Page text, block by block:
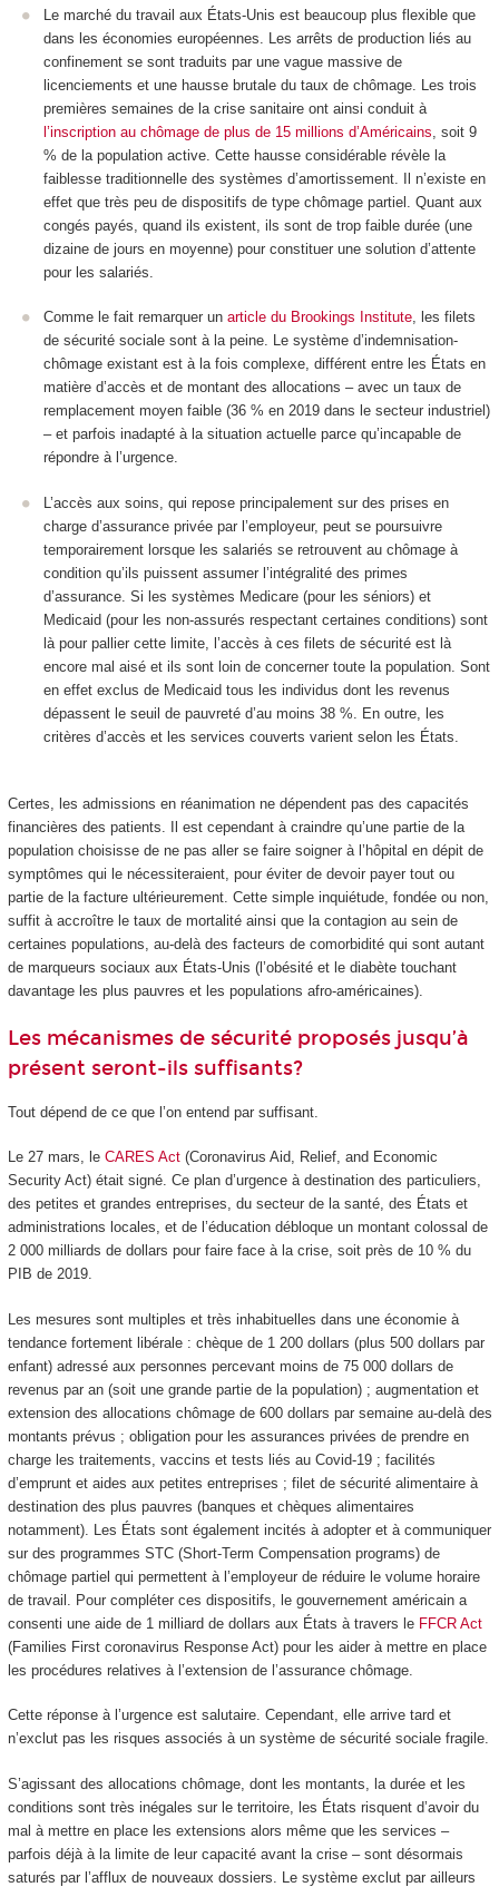
Le marché du travail aux États-Unis est beaucoup plus flexible que
dans les économies européennes. Les arrêts de production liés au
confinement se sont traduits par une vague massive de
licenciements et une hausse brutale du taux de chômage. Les trois
premières semaines de la crise sanitaire ont ainsi conduit à
l’inscription au chômage de plus de 15 millions d’Américains , soit 9
% de la population active. Cette hausse considérable révèle la
faiblesse traditionnelle des systèmes d’amortissement. Il n’existe en
effet que très peu de dispositifs de type chômage partiel. Quant aux
congés payés, quand ils existent, ils sont de trop faible durée (une
dizaine de jours en moyenne) pour constituer une solution d’attente
pour les salariés.
Comme le fait remarquer un article du Brookings Institute, les filets
de sécurité sociale sont à la peine. Le système d’indemnisation-
chômage existant est à la fois complexe, différent entre les États en
matière d’accès et de montant des allocations – avec un taux de
remplacement moyen faible (36 % en 2019 dans le secteur industriel)
– et parfois inadapté à la situation actuelle parce qu’incapable de
répondre à l’urgence.
L’accès aux soins, qui repose principalement sur des prises en
charge d’assurance privée par l’employeur, peut se poursuivre
temporairement lorsque les salariés se retrouvent au chômage à
condition qu’ils puissent assumer l’intégralité des primes
d’assurance. Si les systèmes Medicare (pour les séniors) et
Medicaid (pour les non-assurés respectant certaines conditions) sont
là pour pallier cette limite, l’accès à ces filets de sécurité est là
encore mal aisé et ils sont loin de concerner toute la population. Sont
en effet exclus de Medicaid tous les individus dont les revenus
dépassent le seuil de pauvreté d’au moins 38 %. En outre, les
critères d’accès et les services couverts varient selon les États.
Certes, les admissions en réanimation ne dépendent pas des capacités
financières des patients. Il est cependant à craindre qu’une partie de la
population choisisse de ne pas aller se faire soigner à l’hôpital en dépit de
symptômes qui le nécessiteraient, pour éviter de devoir payer tout ou
partie de la facture ultérieurement. Cette simple inquiétude, fondée ou non,
suffit à accroître le taux de mortalité ainsi que la contagion au sein de
certaines populations, au-delà des facteurs de comorbidité qui sont autant
de marqueurs sociaux aux États-Unis (l’obésité et le diabète touchant
davantage les plus pauvres et les populations afro-américaines).
Les mécanismes de sécurité proposés jusqu’à
présent seront-ils suffisants?
Tout dépend de ce que l’on entend par suffisant.
Le 27 mars, le CARES Act(Coronavirus Aid, Relief, and Economic
Security Act) était signé. Ce plan d’urgence à destination des particuliers,
des petites et grandes entreprises, du secteur de la santé, des États et
administrations locales, et de l’éducation débloque un montant colossal de
2 000 milliards de dollars pour faire face à la crise, soit près de 10 % du
PIB de 2019.
Les mesures sont multiples et très inhabituelles dans une économie à
tendance fortement libérale : chèque de 1 200 dollars (plus 500 dollars par
enfant) adressé aux personnes percevant moins de 75 000 dollars de
revenus par an (soit une grande partie de la population) ; augmentation et
extension des allocations chômage de 600 dollars par semaine au-delà des
montants prévus ; obligation pour les assurances privées de prendre en
charge les traitements, vaccins et tests liés au Covid-19 ; facilités
d’emprunt et aides aux petites entreprises ; filet de sécurité alimentaire à
destination des plus pauvres (banques et chèques alimentaires
notamment). Les États sont également incités à adopter et à communiquer
sur des programmes STC (Short-Term Compensation programs) de
chômage partiel qui permettent à l’employeur de réduire le volume horaire
de travail. Pour compléter ces dispositifs, le gouvernement américain a
consenti une aide de 1 milliard de dollars aux États à travers le FFCR Act
(Families First coronavirus Response Act) pour les aider à mettre en place
les procédures relatives à l’extension de l’assurance chômage.
Cette réponse à l’urgence est salutaire. Cependant, elle arrive tard et
n’exclut pas les risques associés à un système de sécurité sociale fragile.
S’agissant des allocations chômage, dont les montants, la durée et les
conditions sont très inégales sur le territoire, les États risquent d’avoir du
mal à mettre en place les extensions alors même que les services –
parfois déjà à la limite de leur capacité avant la crise – sont désormais
saturés par l’afflux de nouveaux dossiers. Le système exclut par ailleurs